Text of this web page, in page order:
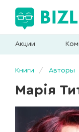
Акции
Книги Авторы
Марія